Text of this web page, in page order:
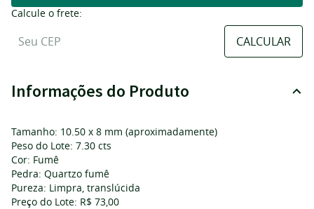
Calcule o frete:
Informações do Produto
Tamanho: 10.50 x 8 mm (aproximadamente)
Peso do Lote: 7.30 cts
Cor: Fumê
Pedra: Quartzo fumê
Pureza: Limpra, translúcida
Preço do Lote: R$ 73,00